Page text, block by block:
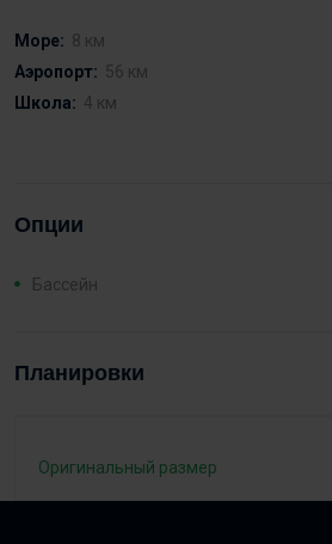
Море:
8 км
Аэропорт: 56 км
Школа: 4 км
Опции
Бассейн
Планировки
Оригинальный размер